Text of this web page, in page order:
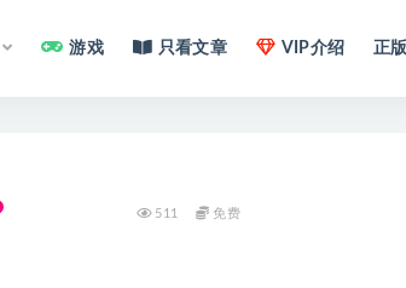
游戏 只看文章 VIP介绍 正
511 免费